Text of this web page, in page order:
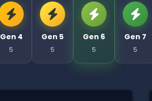
Gen 4
5
Gen 5
5
Gen 6
5
Gen 7
5